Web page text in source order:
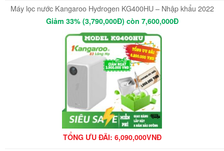
Máy lọc nước Kangaroo Hydrogen KG400HU – Nhập khẩu 2022
Giảm 33% (3,790,000Đ) còn 7,600,000Đ
TỔNG ƯU ĐÃI: 6,090,000VNĐ